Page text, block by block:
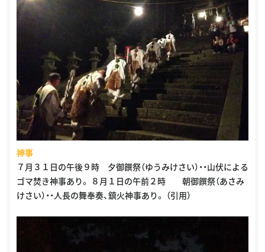
神事
７月３１日の午後９時 夕御饌祭（ゆうみけさい）・・山伏による
ゴマ焚き神事あり。 ８月１日の午前２時 朝御饌祭（あさみ
けさい）・・人長の舞奉奏、鎮火神事あり。 （引用）